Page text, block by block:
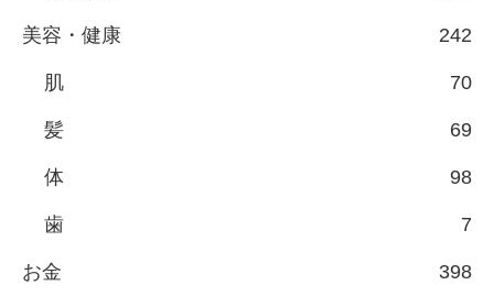
美容・健康 242
肌 70
髪 69
体 98
歯 7
お金 398